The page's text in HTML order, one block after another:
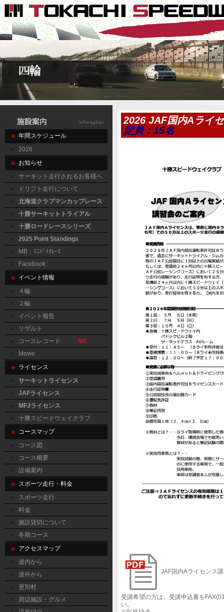
年間スケジュール
2026
お知らせ
サーキット走行されるお客様へ
ドリフト走行について
北海道クラブマンカップレース
十勝サーキットトライアル
十勝ロードレースシリーズ
2025 Point Standings
MB：ﾐﾆﾊﾞｲｸﾚｰｽ
Facebook
イベント情報
４輪
２輪
イベント報告
リザルト
コースレコード
NR
Movie
ライセンス
サーキットライセンス
JAFライセンス
MFJライセンス
十勝スピードウェイクラブ
コースマップ
コース図
コース概要
設備案内
スポーツ走行・料金
スポーツ走行
料金
施設貸切について
冬期コース
アクセスマップ
道内から
道外から
更別村
周辺施設・グルメ
2026 JAF国内Aライ
定員：15名
JAF国内Aライセンス
受講希望の方は、受講申込書を
い。